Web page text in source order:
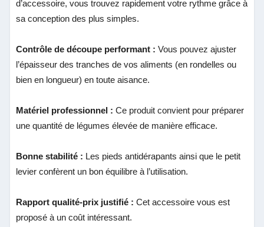
d’accessoire, vous trouvez rapidement votre rythme grâce à
sa conception des plus simples.
Contrôle de découpe performant :Vous pouvez ajuster
l’épaisseur des tranches de vos aliments (en rondelles ou
bien en longueur) en toute aisance.
Matériel professionnel :Ce produit convient pour préparer
une quantité de légumes élevée de manière efficace.
Bonne stabilité : Les pieds antidérapants ainsi que le petit
levier confèrent un bon équilibre à l’utilisation.
Rapport qualité-prix justifié :Cet accessoire vous est
proposé à un coût intéressant.